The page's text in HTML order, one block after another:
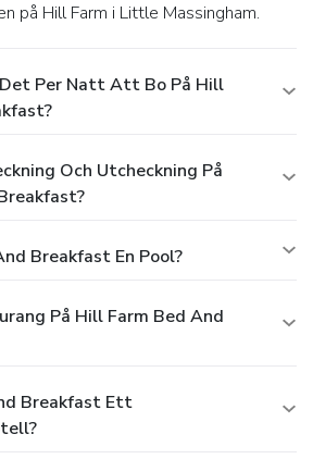
på Hill Farm i Little Massingham.
Per Natt Att Bo På Hill
Och Utcheckning På
Breakfast En Pool?
På Hill Farm Bed And
Breakfast Ett